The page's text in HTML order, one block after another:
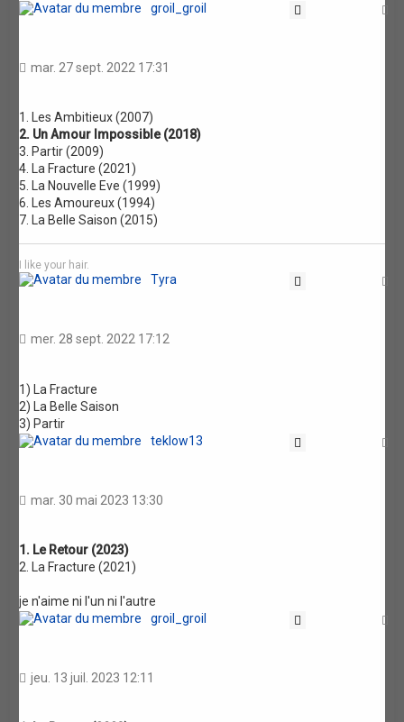
groil_groil
mar. 27 sept. 2022 17:31
1. Les Ambitieux (2007)
2. Un Amour Impossible (2018)
3. Partir (2009)
4. La Fracture (2021)
5. La Nouvelle Eve (1999)
6. Les Amoureux (1994)
7. La Belle Saison (2015)
I like your hair.
Tyra
mer. 28 sept. 2022 17:12
1) La Fracture
2) La Belle Saison
3) Partir
teklow13
mar. 30 mai 2023 13:30
1. Le Retour (2023)
2. La Fracture (2021)
je n'aime ni l'un ni l'autre
groil_groil
jeu. 13 juil. 2023 12:11